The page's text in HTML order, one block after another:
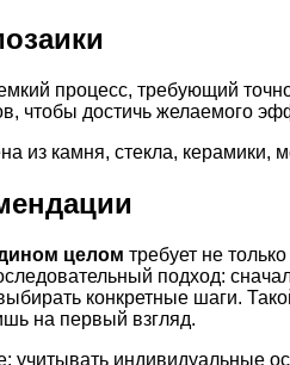
процесс, требующий
чтобы достичь желаемого
из камня, стекла,
целом требует не
подход:
выбирать конкретные шаги.
на первый взгляд.
учитывать индивидуальные